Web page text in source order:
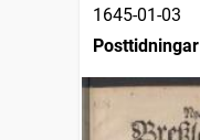
1645-01-03
Posttidningar